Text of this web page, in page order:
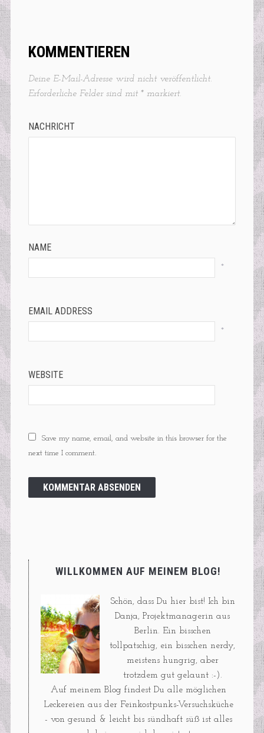
KOMMENTIEREN
Deine E-Mail-Adresse wird nicht veröffentlicht.
Erforderliche Felder sind mit *markiert.
NACHRICHT
NAME
*
EMAIL ADDRESS
*
WEBSITE
Save my name, email, and website in this browser for the
next time I comment.
WILLKOMMEN AUF MEINEM BLOG!
Schön, dass Du hier bist! Ich bin
Danja, Projektmanagerin aus
Berlin. Ein bisschen
tollpatschig, ein bisschen nerdy,
meistens hungrig, aber
trotzdem gut gelaunt :-).
Auf meinem Blog findest Du alle möglichen
Leckereien aus der Feinkostpunks-Versuchsküche
- von gesund & leicht bis sündhaft süß ist alles